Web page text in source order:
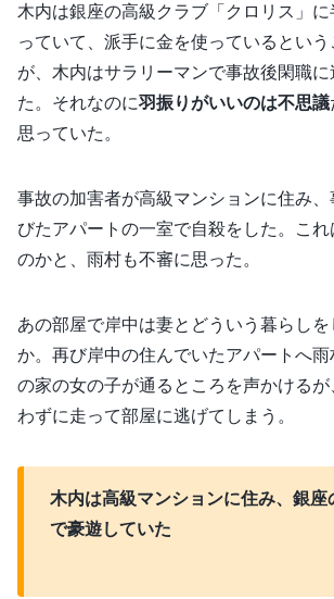
木内は銀座の高級クラブ「クロリス」
っていて、派手に金を使っているとい
が、木内はサラリーマンで事故後閑職
た。それなのに羽振りがいいのは不思議
思っていた。
事故の加害者が高級マンションに住み
びたアパートの一室で自殺をした。こ
のかと、雨村も不審に思った。
あの部屋で岸中は妻とどういう暮らしを
か。再び岸中の住んでいたアパートへ
の家の女の子が通るところを声かける
わずに走って部屋に逃げてしまう。
木内は高級マンションに住み、銀座
で豪遊していた